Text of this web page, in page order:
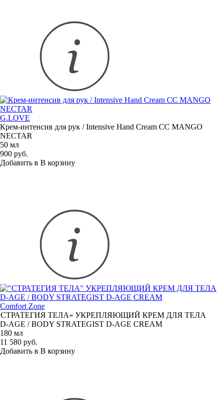
G.LOVE
Крем-интенсив для рук / Intensive Hand Cream CC MANGO
NECTAR
50 мл
900 руб.
Добавить в В корзину
Comfort Zone
СТРАТЕГИЯ ТЕЛА» УКРЕПЛЯЮЩИЙ КРЕМ ДЛЯ ТЕЛА
D-AGE / BODY STRATEGIST D-AGE CREAM
180 мл
11 580 руб.
Добавить в В корзину